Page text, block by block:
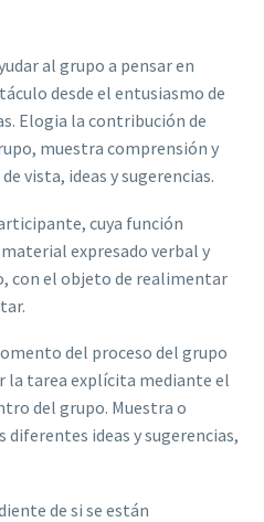
al grupo a pensar en
desde el entusiasmo de
Elogia la contribución de
muestra comprensión y
vista, ideas y sugerencias.
cuya función
expresado verbal y
con el objeto de realimentar
del proceso del grupo
tarea explícita mediante el
del grupo. Muestra o
ideas y sugerencias,
de si se están